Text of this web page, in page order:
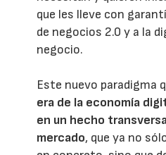
que les lleve con
de negocios 2.0 y a la
negocio.
Este nuevo paradigma
era de la economía
en un hecho
mercado, que ya no